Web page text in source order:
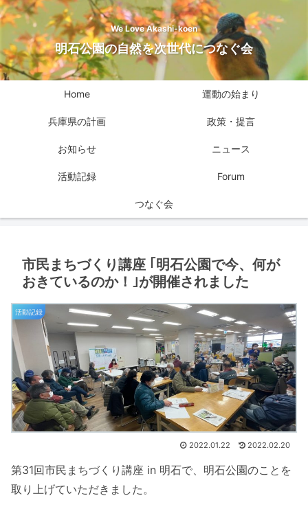
We Love Akashi-koen
明石公園の自然を次世代につなぐ会
Home 運動の始まり
兵庫県の計画 政策・提言
お知らせ ニュース
活動記録 Forum
つなぐ会
市民まちづくり講座 ｢明石公園で今、何が
おきているのか！｣が開催されました
活動記録
2022.01.22 2022.02.20
第31回市民まちづくり講座 in 明石で、明石公園のことを
取り上げていただきました。